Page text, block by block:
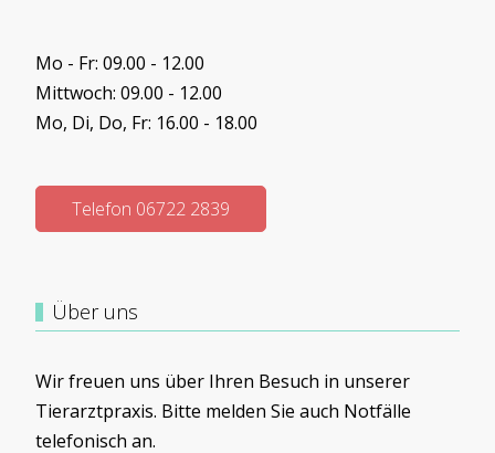
Mo - Fr: 09.00 - 12.00
Mittwoch: 09.00 - 12.00
Mo, Di, Do, Fr: 16.00 - 18.00
Telefon 06722 2839
Über uns
Wir freuen uns über Ihren Besuch in unserer
Tierarztpraxis. Bitte melden Sie auch Notfälle
telefonisch an.